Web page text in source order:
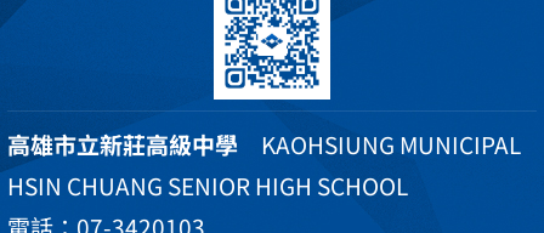
高雄市立新莊高級中學 KAOHSIUNG MUNICIPAL
HSIN CHUANG SENIOR HIGH SCHOOL